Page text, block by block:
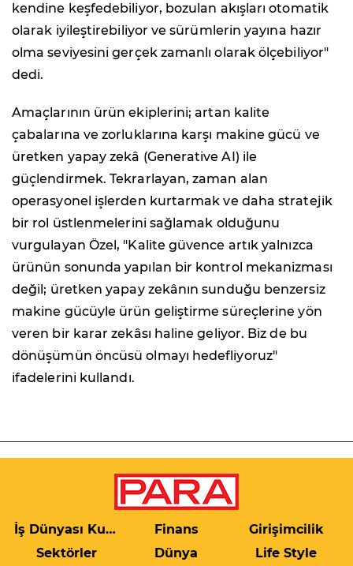
kendine keşfedebiliyor, bozulan akışları otomatik
olarak iyileştirebiliyor ve sürümlerin yayına hazır
olma seviyesini gerçek zamanlı olarak ölçebiliyor"
dedi.
Amaçlarının ürün ekiplerini; artan kalite
çabalarına ve zorluklarına karşı makine gücü ve
üretken yapay zekâ (Generative AI) ile
güçlendirmek. Tekrarlayan, zaman alan
operasyonel işlerden kurtarmak ve daha stratejik
bir rol üstlenmelerini sağlamak olduğunu
vurgulayan Özel, "Kalite güvence artık yalnızca
ürünün sonunda yapılan bir kontrol mekanizması
değil; üretken yapay zekânın sunduğu benzersiz
makine gücüyle ürün geliştirme süreçlerine yön
veren bir karar zekâsı haline geliyor. Biz de bu
dönüşümün öncüsü olmayı hedefliyoruz"
ifadelerini kullandı.
İş Dünyası Kulis Finans
Girişimcilik
Sektörler
Dünya Life Style